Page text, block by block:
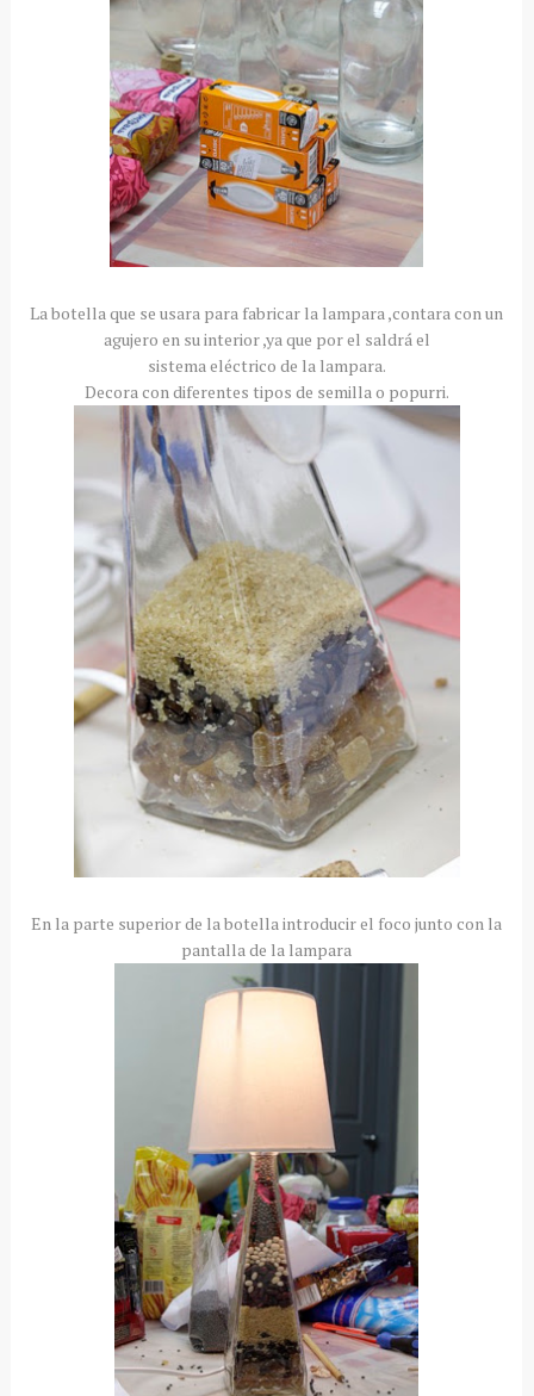
La botella que se usara para fabricar la lampara ,contara con un
agujero en su interior ,ya que por el saldrá el
sistema eléctrico de la lampara.
Decora con diferentes tipos de semilla o popurri.
En la parte superior de la botella introducir el foco junto con la
pantalla de la lampara